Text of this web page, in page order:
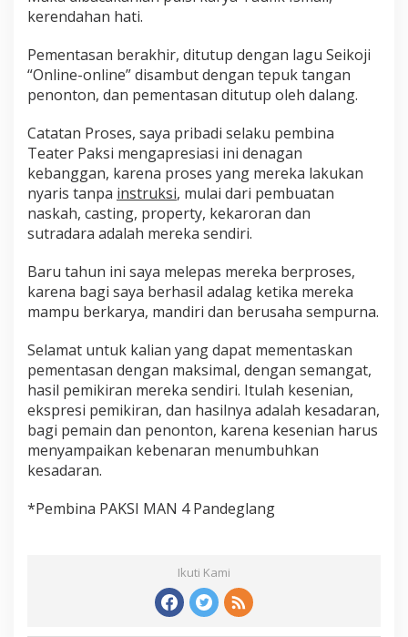
kerendahan hati.
Pementasan berakhir, ditutup dengan lagu Seikoji
“Online-online” disambut dengan tepuk tangan
penonton, dan pementasan ditutup oleh dalang.
Catatan Proses, saya pribadi selaku pembina
Teater Paksi mengapresiasi ini denagan
kebanggan, karena proses yang mereka lakukan
nyaris tanpa instruksi, mulai dari pembuatan
naskah, casting, property, kekaroran dan
sutradara adalah mereka sendiri.
Baru tahun ini saya melepas mereka berproses,
karena bagi saya berhasil adalag ketika mereka
mampu berkarya, mandiri dan berusaha sempurna.
Selamat untuk kalian yang dapat mementaskan
pementasan dengan maksimal, dengan semangat,
hasil pemikiran mereka sendiri. Itulah kesenian,
ekspresi pemikiran, dan hasilnya adalah kesadaran,
bagi pemain dan penonton, karena kesenian harus
menyampaikan kebenaran menumbuhkan
kesadaran.
*Pembina PAKSI MAN 4 Pandeglang
Ikuti Kami